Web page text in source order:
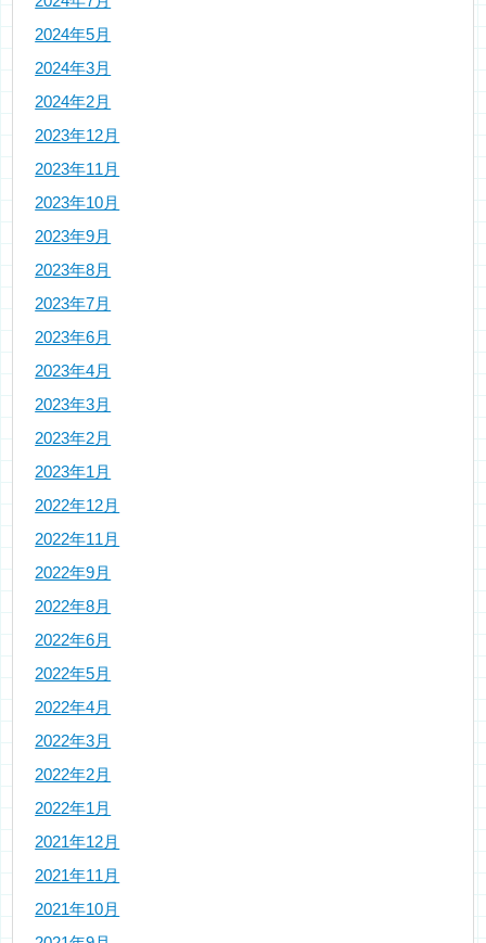
2024年5月
2024年3月
2024年2月
2023年12月
2023年11月
2023年10月
2023年9月
2023年8月
2023年7月
2023年6月
2023年4月
2023年3月
2023年2月
2023年1月
2022年12月
2022年11月
2022年9月
2022年8月
2022年6月
2022年5月
2022年4月
2022年3月
2022年2月
2022年1月
2021年12月
2021年11月
2021年10月